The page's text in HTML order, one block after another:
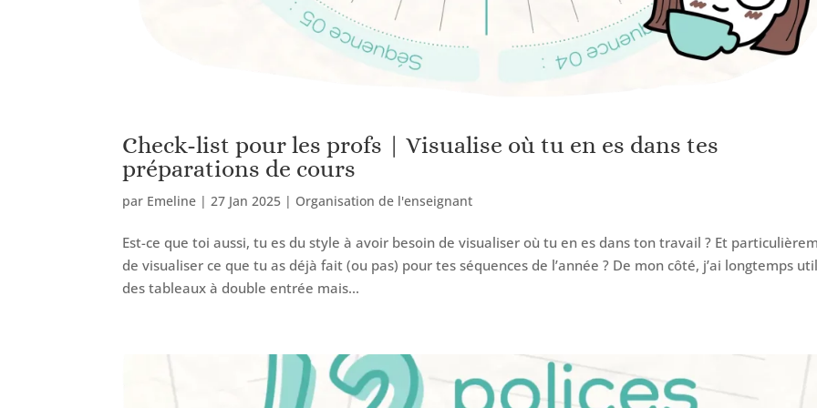
Check-list pour les profs | Visualise où tu en es dans tes
préparations de cours
par Emeline |27 Jan 2025 | Organisation de l'enseignant
Est-ce que toi aussi, tu es du style à avoir besoin de visualiser où tu en es dans ton travail ? Et
de visualiser ce que tu as déjà fait (ou pas) pour tes séquences de l’année ? De mon côté, j’ai longtemps
des tableaux à double entrée mais...